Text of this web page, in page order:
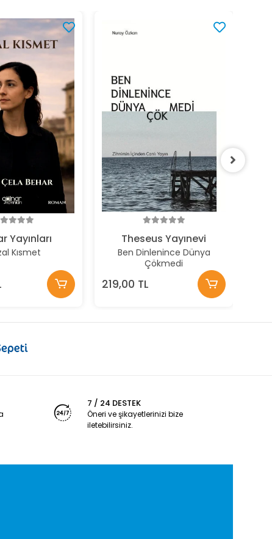
Yayınları
Kısmet
Theseus Yayınevi
Ben Dinlenince Dünya
Çökmedi
219,00 TL
7 / 24 DESTEK
Öneri ve şikayetlerinizi bize
iletebilirsiniz.